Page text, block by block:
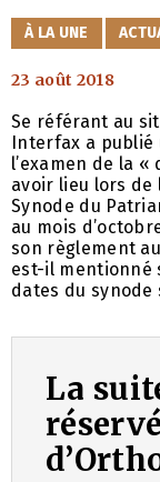
CATÉGORIES
À LA UNE
23 août 2018
Se référant au
Interfax a
l’examen de la
avoir lieu lors de
Synode du
au mois
son règlement
est-il mentionné
dates du synode
La